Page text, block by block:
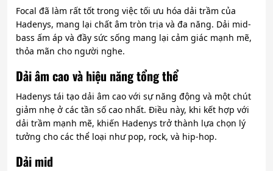
Focal đã làm rất tốt trong việc tối ưu hóa dải trầm của
Hadenys, mang lại chất âm tròn trịa và đa năng. Dải mid-
bass ấm áp và đầy sức sống mang lại cảm giác mạnh mẽ,
thỏa mãn cho người nghe.
Dải âm cao và hiệu năng tổng thể
Hadenys tái tạo dải âm cao với sự năng động và một chút
giảm nhẹ ở các tần số cao nhất. Điều này, khi kết hợp với
dải trầm mạnh mẽ, khiến Hadenys trở thành lựa chọn lý
tưởng cho các thể loại như pop, rock, và hip-hop.
Dải mid